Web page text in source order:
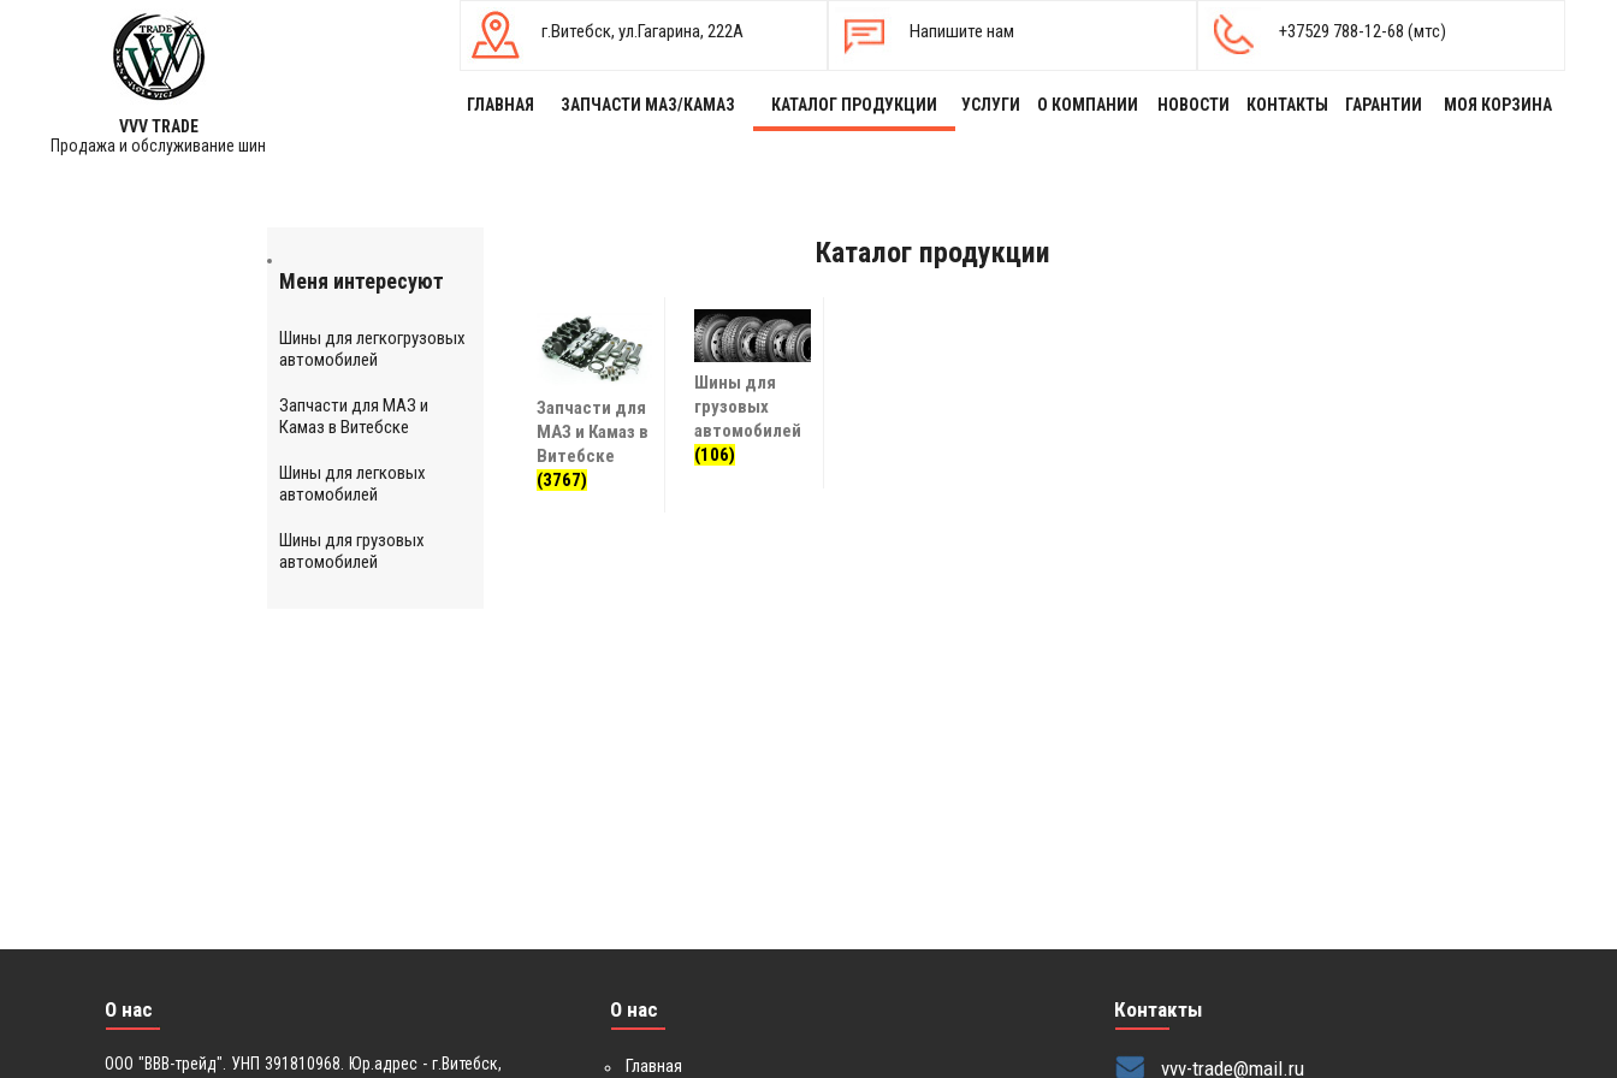
VVV TRADE
Продажа и обслуживание шин
г.Витебск, ул.Гагарина, 222А Напишите нам +37529 788-12-68 (мтс)
ГЛАВНАЯ ЗАПЧАСТИ МАЗ/КАМАЗ КАТАЛОГ ПРОДУКЦИИ УСЛУГИ О КОМПАНИИ НОВОСТИ КОНТАКТЫ ГАРАНТИИ МОЯ КОРЗИНА
Каталог продукции
Запчасти для
МАЗ и Камаз в
Витебске
(3767)
Шины для
грузовых
автомобилей
(106)
Меня интересуют
Шины для легкогрузовых
автомобилей
Запчасти для МАЗ и
Камаз в Витебске
Шины для легковых
автомобилей
Шины для грузовых
автомобилей
О нас
ООО "ВВВ-трейд". УНП 391810968. Юр.адрес - г.Витебск,
О нас
Главная
Контакты
vvv-trade@mail.ru